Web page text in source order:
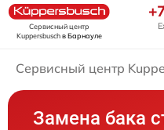
Сервисный центр
Kuppersbuschв Барнауле
Сервисный центр
Замена бака